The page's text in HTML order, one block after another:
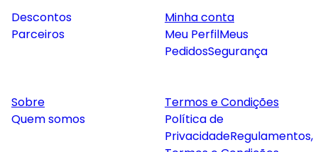
Descontos
Parceiros
Minha conta
Meu PerfilMeus
PedidosSegurança
Sobre
Quem somos
Termos e Condições
Política de
PrivacidadeRegulamentos,